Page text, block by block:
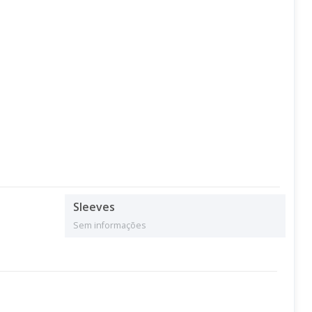
Sleeves
Sem informações